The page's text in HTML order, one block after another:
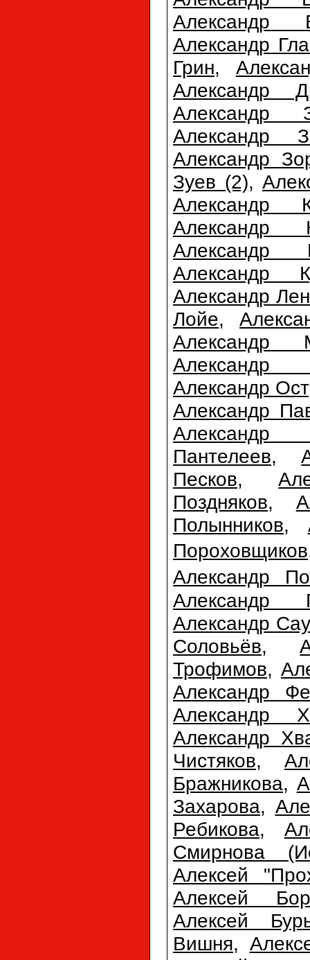
Александр
Александр
Грин,
Александр
Александр
Александр
Александр
Зуев (2),
Александр
Александр
Александр
Александр
Александр
Лойе,
Александр
Александр
Александр
Александр
Александр
Пантелеев,
Песков,
Поздняков,
Полынников,
Пороховщиков
Александр
Александр
Александр
Соловьёв,
Трофимов,
Александр
Александр
Александр
Чистяков,
Бражникова,
Захарова,
Ребикова,
Смирнова
Алексей
Алексей
Алексей
Вишня,